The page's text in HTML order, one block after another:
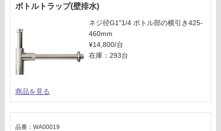
運賃表
て
ボトルトラップ(壁排水)
ネジ径G1"1/4 ボトル部の横引き425-
460mm
¥14,800/台
在庫：293台
商品を見る
品番：WA00019